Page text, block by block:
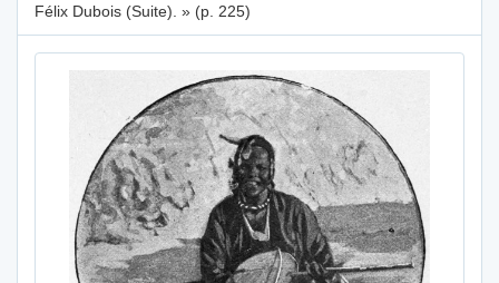
Félix Dubois (Suite). » (p. 225)